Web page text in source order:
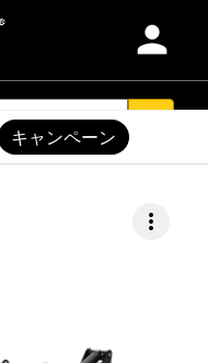
person
more_vert
キャンペーン